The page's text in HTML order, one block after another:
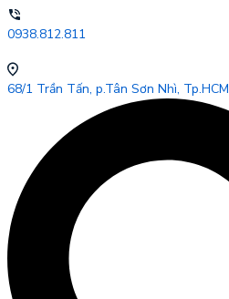
0938.812.811
68/1 Trần Tấn, p.Tân Sơn Nhì, Tp.HCM